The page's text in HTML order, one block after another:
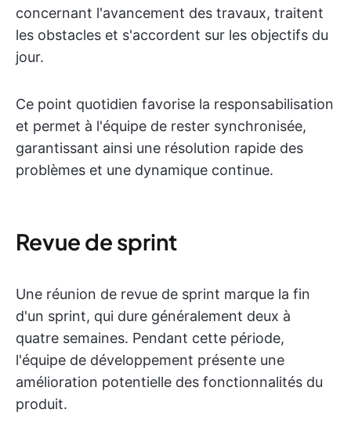
concernant l'avancement des travaux, traitent
les obstacles et s'accordent sur les objectifs du
jour.
Ce point quotidien favorise la responsabilisation
et permet à l'équipe de rester synchronisée,
garantissant ainsi une résolution rapide des
problèmes et une dynamique continue.
Revue de sprint
Une réunion de revue de sprint marque la fin
d'un sprint, qui dure généralement deux à
quatre semaines. Pendant cette période,
l'équipe de développement présente une
amélioration potentielle des fonctionnalités du
produit.